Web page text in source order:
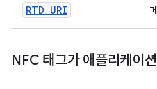
RTD_URI
NFC 태그가 애플리케이